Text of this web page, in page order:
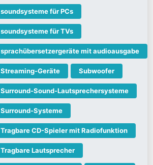
soundsysteme für PCs
soundsysteme für TVs
sprachübersetzergeräte mit audioausgabe
Streaming-Geräte Subwoofer
Surround-Sound-Lautsprechersysteme
Surround-Systeme
Tragbare CD-Spieler mit Radiofunktion
Tragbare Lautsprecher